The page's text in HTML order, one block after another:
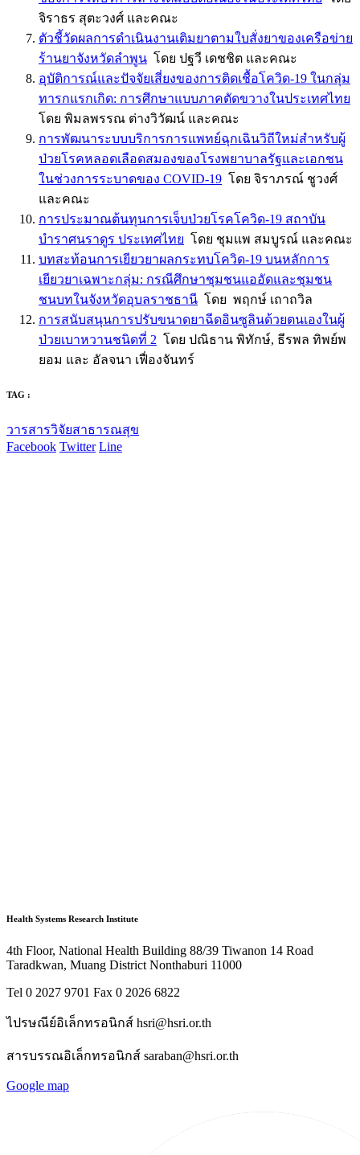
จิราธร สุตะวงศ์ และคณะ
ตัวชี้วัดผลการดำเนินงานเติมยาตามใบสั่งยาของเครือข่าย
ร้านยาจังหวัดลำพูน โดย ปฐวี เดชชิต และคณะ
อุบัติการณ์และปัจจัยเสี่ยงของการติดเชื้อโควิด-19 ในกลุ่ม
ทารกแรกเกิด: การศึกษาแบบภาคตัดขวางในประเทศไทย
โดย พิมลพรรณ ต่างวิวัฒน์ และคณะ
การพัฒนาระบบบริการการแพทย์ฉุกเฉินวิถีใหม่สำหรับผู้
ป่วยโรคหลอดเลือดสมองของโรงพยาบาลรัฐและเอกชน
ในช่วงการระบาดของ COVID-19 โดย จิราภรณ์ ชูวงศ์
และคณะ
การประมาณต้นทุนการเจ็บป่วยโรคโควิด-19 สถาบัน
บำราศนราดูร ประเทศไทย โดย ชุมแพ สมบูรณ์ และคณะ
บทสะท้อนการเยียวยาผลกระทบโควิด-19 บนหลักการ
เยียวยาเฉพาะกลุ่ม: กรณีศึกษาชุมชนแออัดและชุมชน
ชนบทในจังหวัดอุบลราชธานี โดย พฤกษ์ เถาถวิล
การสนับสนุนการปรับขนาดยาฉีดอินซูลินด้วยตนเองในผู้
ป่วยเบาหวานชนิดที่ 2 โดย ปณิธาน พิทักษ์, ธีรพล ทิพย์พ
ยอม และ อัลจนา เฟื่องจันทร์
TAG :
วารสารวิจัยสาธารณสุข
Facebook Twitter Line
Health Systems Research Institute
4th Floor, National Health Building 88/39 Tiwanon 14 Road
Taradkwan, Muang District Nonthaburi 11000
Tel 0 2027 9701 Fax 0 2026 6822
ไปรษณีย์อิเล็กทรอนิกส์ hsri@hsri.or.th
สารบรรณอิเล็กทรอนิกส์ saraban@hsri.or.th
Google map